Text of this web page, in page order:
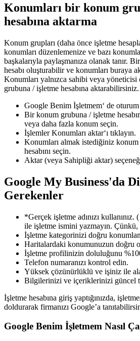
Konumları bir konum
hesabına aktarma
Konum grupları (daha önce işletme
konumları düzenlemenize ve bazı
başkalarıyla paylaşmanıza olanak tanır.
hesabı oluşturabilir ve konumları buraya
Konumları yalnızca sahibi veya
grubuna / işletme hesabına aktarabilirsiniz.
Google Benim İşletmem‘ de oturum
Bir konum grubuna / işletme
veya daha fazla konum seçin.
İşlemler Konumları aktar‘ı tıklayın.
Konumları almak istediğiniz
hesabını seçin.
Aktar (veya Sahipliği aktar)
Google My Business'da
Gerekenler
*Gerçek işletme adınızı
ile işletme ismini yazmayın. Çünkü,
İşletme kategorinizi doğru
Haritalardaki konumunuzun doğru
İşletme profilinizin doluluğunu
Telefon numaranızı kontrol edin.
Yüksek çözünürlüklü ve işiniz ile
Bilgilerinizi ve içeriklerinizi güncel
İşletme hesabına giriş yaptığınızda,
doldurarak firmanızı Google’a
Google Benim İşletmem Nasıl